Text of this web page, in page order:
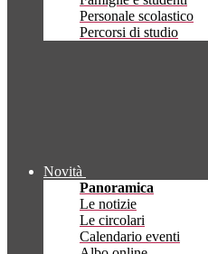
Personale scolastico
Percorsi di studio
Novità
Panoramica
Le notizie
Le circolari
Calendario eventi